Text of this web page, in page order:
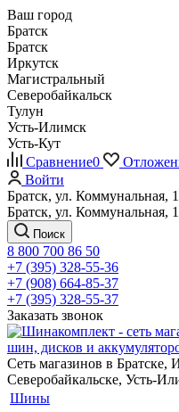
Ваш город
Братск
Братск
Иркутск
Магистральный
Северобайкальск
Тулун
Усть-Илимск
Усть-Кут
Сравнение0
Войти
Братск, ул. Коммунальная,
Братск, ул. Коммунальная,
Поиск
8 800 700 86 50
+7 (395) 328-55-36
+7 (908) 664-85-37
+7 (395) 328-55-37
Заказать звонок
Сеть магазинов в Братске,
Северобайкальске, Усть-
Шины